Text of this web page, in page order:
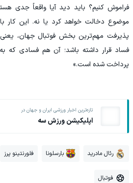
فراموش کنیم؟ باید دید آیا واقعاً جدی
موضوع دخالت خواهد کرد یا نه. این کار
پذیرفت مهم‌ترین بخش فوتبال جهان، یعنی
پرداخت شده است.»
تازه‌ترین اخبار ورزشی ایران و جهان در
اپلیکیشن ورزش سه
رئال مادرید بارسلونا فلورنتینو پرز
فوتبال